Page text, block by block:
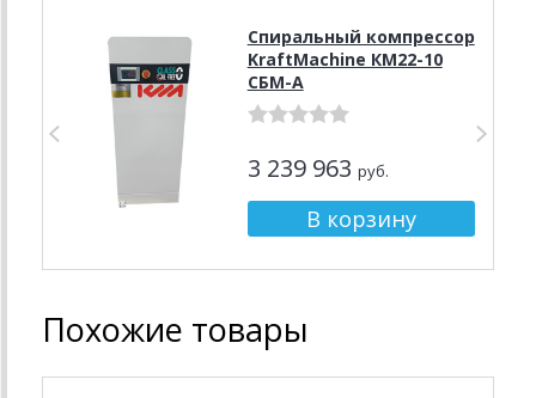
Спиральный компрессор
KraftMachine КМ22-10
СБМ-А
3 239 963 руб.
Похожие товары